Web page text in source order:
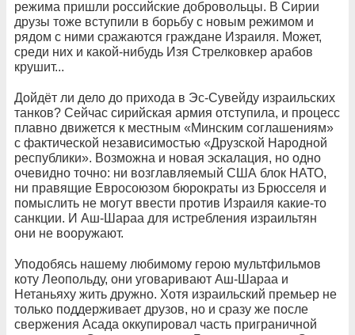
режима пришли российские добровольцы. В Сирии
друзы тоже вступили в борьбу с новым режимом и
рядом с ними сражаются граждане Израиля. Может,
среди них и какой-нибудь Изя Стрелковкер арабов
крушит...
Дойдёт ли дело до прихода в Эс-Сувейду израильских
танков? Сейчас сирийская армия отступила, и процесс
плавно движется к местным «Минским соглашениям»
с фактической независимостью «Друзской Народной
республики». Возможна и новая эскалация, но одно
очевидно точно: ни возглавляемый США блок НАТО,
ни правящие Евросоюзом бюрократы из Брюсселя и
помыслить не могут ввести против Израиля какие-то
санкции. И Аш-Шараа для истребления израильтян
они не вооружают.
Уподобясь нашему любимому герою мультфильмов
коту Леопольду, они уговаривают Аш-Шараа и
Нетаньяху жить дружно. Хотя израильский премьер не
только поддерживает друзов, но и сразу же после
свержения Асада оккупировал часть приграничной